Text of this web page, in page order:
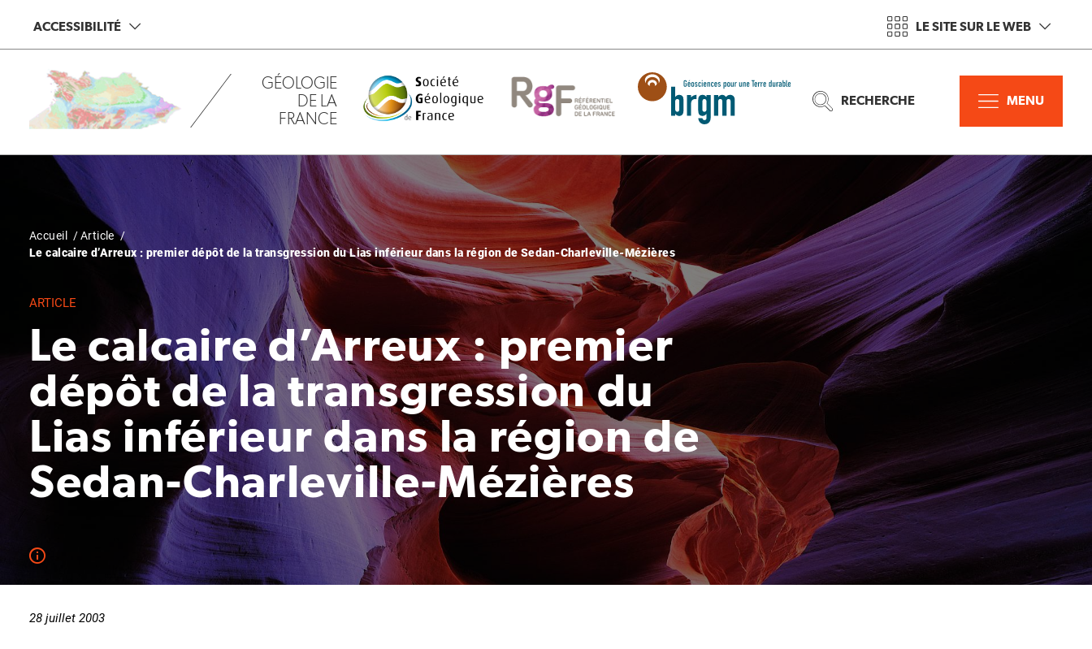
contenu
ACCESSIBILITÉ LE SITE SUR LE WEB
GÉOLOGIE
DE LA
FRANCE
RECHERCHE MENU
Fil
d'Ariane
Accueil
Article
Le calcaire d’Arreux : premier dépôt de la transgression du Lias inférieur dans la région de Sedan-Charleville-Mézières
ARTICLE
Le calcaire d’Arreux : premier
dépôt de la transgression du
Lias inférieur dans la région de
Sedan-Charleville-Mézières
28 juillet 2003